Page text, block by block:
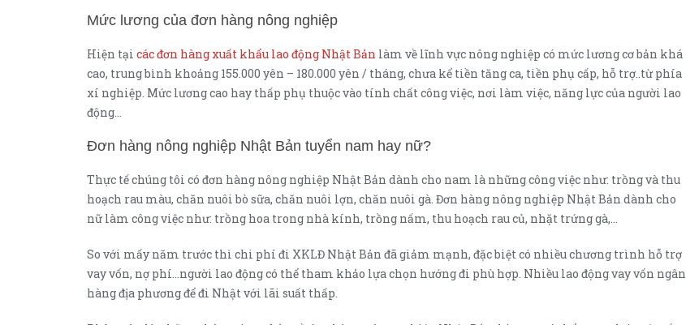
Mức lương của đơn hàng nông nghiệp
Hiện tại các đơn hàng xuất khẩu lao động Nhật Bản làm về lĩnh vực nông nghiệp có mức lương cơ bản khá
cao, trung bình khoảng 155.000 yên – 180.000 yên / tháng, chưa kể tiền tăng ca, tiền phụ cấp, hỗ trợ..từ phía
xí nghiệp. Mức lương cao hay thấp phụ thuộc vào tính chất công việc, nơi làm việc, năng lực của người lao
động…
Đơn hàng nông nghiệp Nhật Bản tuyển nam hay nữ?
Thực tế chúng tôi có đơn hàng nông nghiệp Nhật Bản dành cho nam là những công việc như: trồng và thu
hoạch rau màu, chăn nuôi bò sữa, chăn nuôi lợn, chăn nuôi gà. Đơn hàng nông nghiệp Nhật Bản dành cho
nữ làm công việc như: trồng hoa trong nhà kính, trồng nấm, thu hoạch rau củ, nhặt trứng gà,…
So với mấy năm trước thì chi phí đi XKLĐ Nhật Bản đã giảm mạnh, đặc biệt có nhiều chương trình hỗ trợ
vay vốn, nợ phí…người lao động có thể tham khảo lựa chọn hướng đi phù hợp. Nhiều lao động vay vốn ngân
hàng địa phương để đi Nhật với lãi suất thấp.